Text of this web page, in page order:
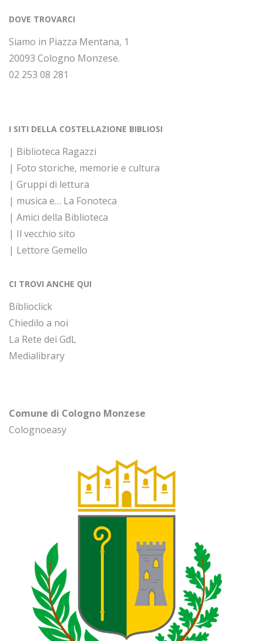
DOVE TROVARCI
Siamo in Piazza Mentana, 1
20093 Cologno Monzese.
02 253 08 281
I SITI DELLA COSTELLAZIONE BIBLIOSI
| Biblioteca Ragazzi
| Foto storiche, memorie e cultura
| Gruppi di lettura
| musica e… La Fonoteca
| Amici della Biblioteca
| Il vecchio sito
| Lettore Gemello
CI TROVI ANCHE QUI
Biblioclick
Chiedilo a noi
La Rete dei GdL
Medialibrary
Comune di Cologno Monzese
Colognoeasy